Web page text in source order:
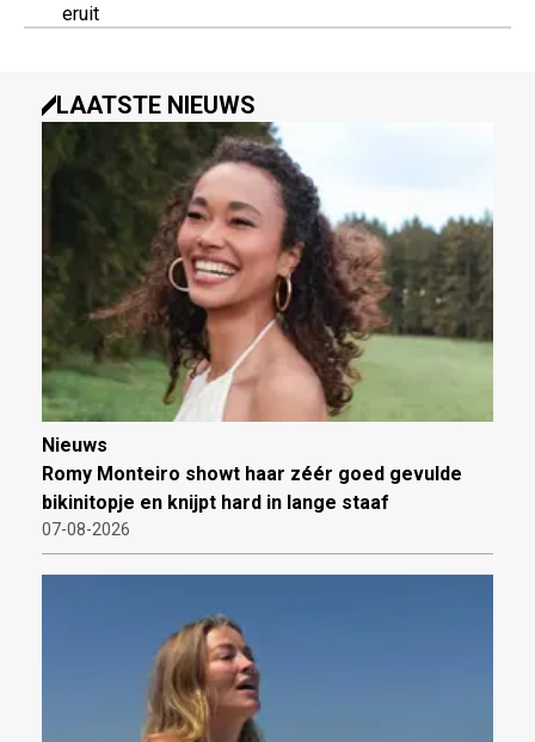
eruit
LAATSTE NIEUWS
Nieuws
Romy Monteiro showt haar zéér goed gevulde
bikinitopje en knijpt hard in lange staaf
07-08-2026